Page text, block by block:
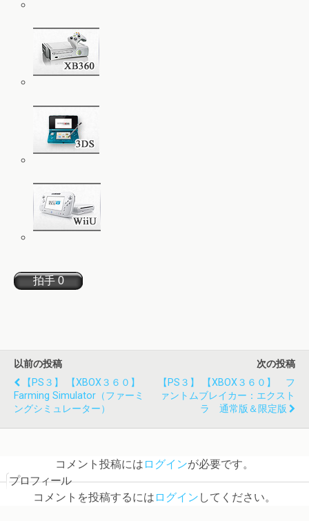
以前の投稿
【PS３】 【XBOX３６０】
Farming Simulator（ファーミ
ングシミュレーター）
次の投稿
【PS３】 【XBOX３６０】 フ
ァントムブレイカー：エクスト
ラ 通常版＆限定版
コメント投稿には ログインが必要です。
プロフィール
コメントを投稿するには ログイン してください。